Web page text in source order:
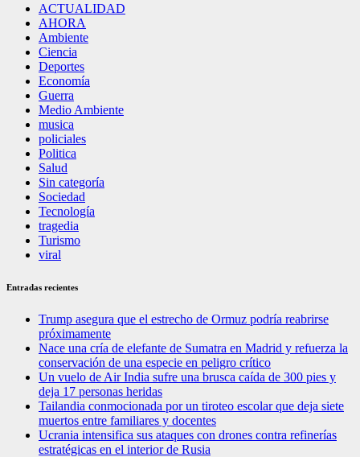
ACTUALIDAD
AHORA
Ambiente
Ciencia
Deportes
Economía
Guerra
Medio Ambiente
musica
policiales
Politica
Salud
Sin categoría
Sociedad
Tecnología
tragedia
Turismo
viral
Entradas recientes
Trump asegura que el estrecho de Ormuz podría reabrirse
próximamente
Nace una cría de elefante de Sumatra en Madrid y refuerza la
conservación de una especie en peligro crítico
Un vuelo de Air India sufre una brusca caída de 300 pies y
deja 17 personas heridas
Tailandia conmocionada por un tiroteo escolar que deja siete
muertos entre familiares y docentes
Ucrania intensifica sus ataques con drones contra refinerías
estratégicas en el interior de Rusia